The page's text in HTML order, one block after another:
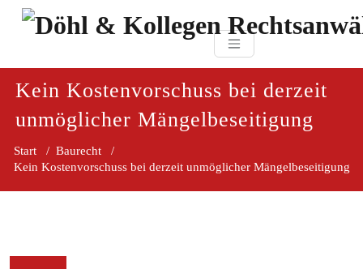
Zum
Döhl & Kollegen
Kein Kostenvorschuss bei derzeit
unmöglicher Mängelbeseitigung
Start / Baurecht /
Kein Kostenvorschuss bei derzeit unmöglicher Mängelbeseitigung